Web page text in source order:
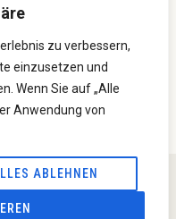
zu verbessern,
einzusetzen und
Wenn Sie auf „Alle
Anwendung von
ABLEHNEN
Alle Rechte vorbehalten.